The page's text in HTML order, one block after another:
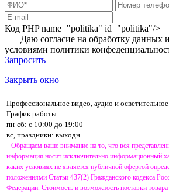
Код PHPname="politika" id="politika"/>
Даю согласие на обработку данных
условиями политики
Запросить
Закрыть окно
Профессиональное видео, аудио и
График работы:
пн-сб: с 10:00 до 19:00
вс, праздники: выходн
Обращаем ваше внимание на то, что вся
информация носит исключительно информационный
каких условиях не является публичной офертой
положениями Статьи 437(2) Гражданского кодекса
Федерации. Стоимость и возможность поставки